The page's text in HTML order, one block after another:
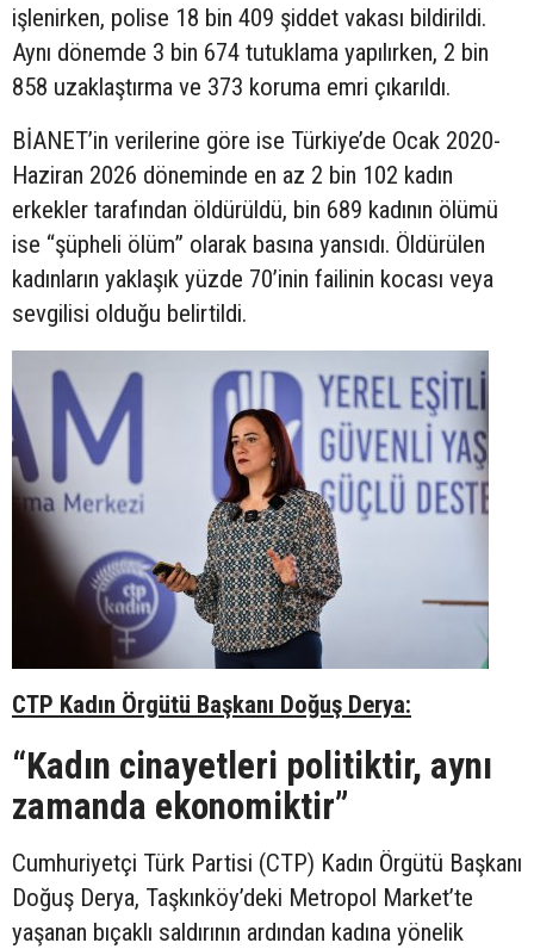
işlenirken, polise 18 bin 409 şiddet vakası bildirildi.
Aynı dönemde 3 bin 674 tutuklama yapılırken, 2 bin
858 uzaklaştırma ve 373 koruma emri çıkarıldı.
BİANET’in verilerine göre ise Türkiye’de Ocak 2020-
Haziran 2026 döneminde en az 2 bin 102 kadın
erkekler tarafından öldürüldü, bin 689 kadının ölümü
ise “şüpheli ölüm” olarak basına yansıdı. Öldürülen
kadınların yaklaşık yüzde 70’inin failinin kocası veya
sevgilisi olduğu belirtildi.
CTP Kadın Örgütü Başkanı Doğuş Derya:
“Kadın cinayetleri politiktir, aynı
zamanda ekonomiktir”
Cumhuriyetçi Türk Partisi (CTP) Kadın Örgütü Başkanı
Doğuş Derya, Taşkınköy’deki Metropol Market’te
yaşanan bıçaklı saldırının ardından kadına yönelik